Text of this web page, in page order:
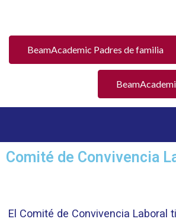
BeamAcademic Padres de familia
Comité de Convivencia
El Comité de Convivencia Laboral